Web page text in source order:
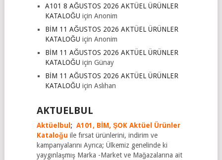
A101 8 AĞUSTOS 2026 AKTÜEL ÜRÜNLER
KATALOĞU için Anonim
BİM 11 AĞUSTOS 2026 AKTÜEL ÜRÜNLER
KATALOĞU için Anonim
BİM 11 AĞUSTOS 2026 AKTÜEL ÜRÜNLER
KATALOĞU için Günay
BİM 11 AĞUSTOS 2026 AKTÜEL ÜRÜNLER
KATALOĞU için Aslıhan
AKTUELBUL
Aktüelbul ; A101, BİM, ŞOK Aktüel Ürünler
Kataloğu ile fırsat ürünlerini, indirim ve
kampanyalarını Ayrıca; Ülkemiz genelinde ki
yaygınlaşmış Marka -Market ve Mağazalarına ait